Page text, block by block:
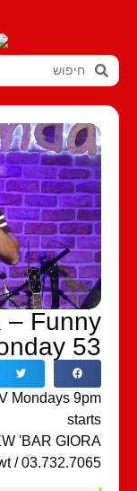
–
Monday
AVIV Mondays
NEW 'BAR
Cgb7wt /